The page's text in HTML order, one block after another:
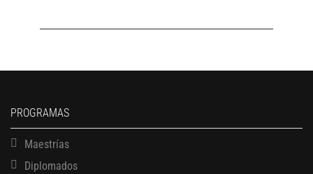
PROGRAMAS
Maestrías
Diplomados